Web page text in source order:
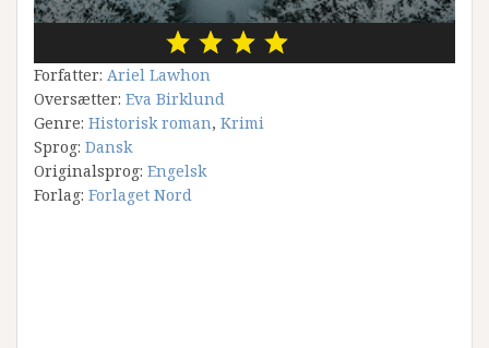
Forfatter: Ariel Lawhon
Oversætter: Eva Birklund
Genre: Historisk roman, Krimi
Sprog: Dansk
Originalsprog: Engelsk
Forlag: Forlaget Nord